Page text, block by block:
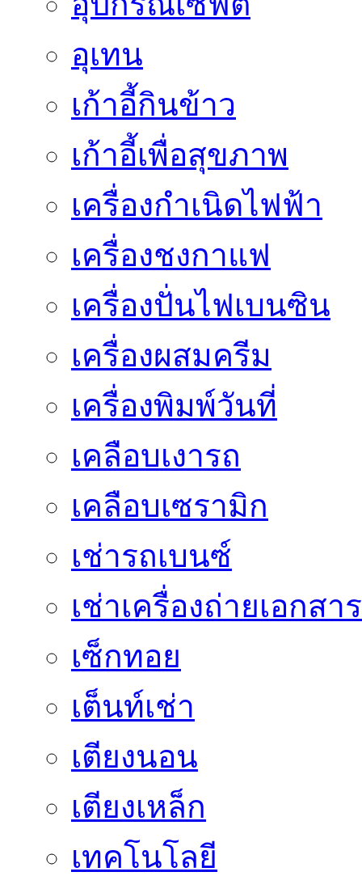
อุเทน
เก้าอี้กินข้าว
เก้าอี้เพื่อสุขภาพ
เครื่องกำเนิดไฟฟ้า
เครื่องชงกาแฟ
เครื่องปั่นไฟเบนซิน
เครื่องผสมครีม
เครื่องพิมพ์วันที่
เคลือบเงารถ
เคลือบเซรามิก
เช่ารถเบนซ์
เช่าเครื่องถ่ายเอกสาร
เซ็กทอย
เต็นท์เช่า
เตียงนอน
เตียงเหล็ก
เทคโนโลยี